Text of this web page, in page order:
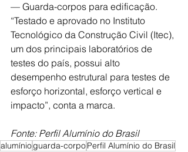
— Guarda-corpos para edificação.
“Testado e aprovado no Instituto
Tecnológico da Construção Civil (Itec),
um dos principais laboratórios de
testes do país, possui alto
desempenho estrutural para testes de
esforço horizontal, esforço vertical e
impacto”, conta a marca.
Fonte: Perfil Alumínio do Brasil
alumínioguarda-corpoPerfil Alumínio do Brasil